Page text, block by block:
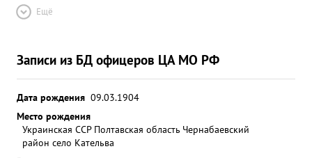
Ещё
Записи из БД офицеров ЦА МО РФ
Дата рождения 09.03.1904
Место рождения
Украинская ССР Полтавская область Чернабаевский
район село Кательва